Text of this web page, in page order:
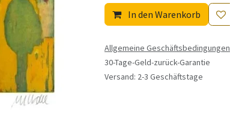
In den Warenkorb
Allgemeine Geschäftsbedingungen
30-Tage-Geld-zurück-Garantie
Versand: 2-3 Geschäftstage